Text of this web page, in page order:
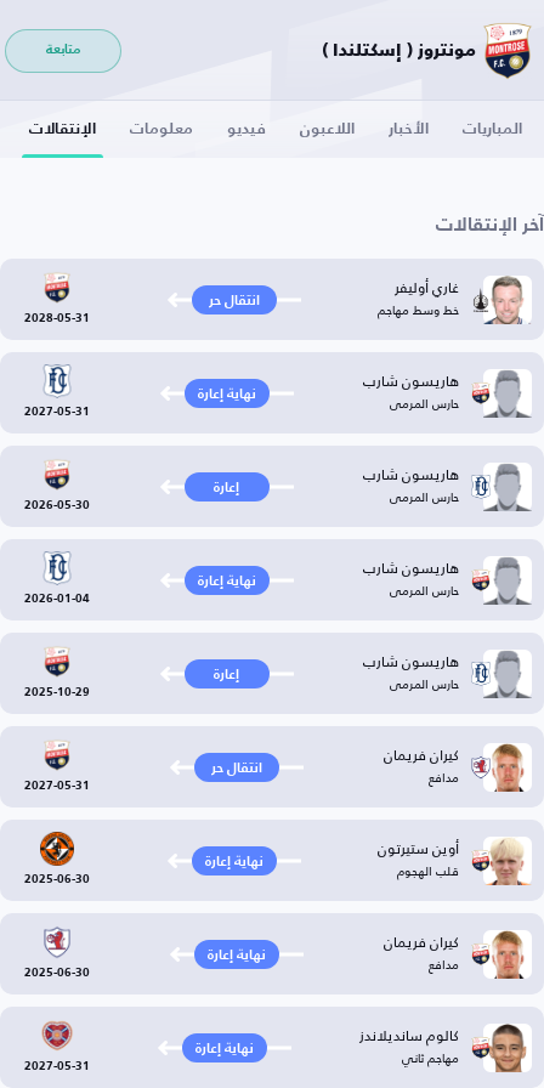
مونتروز ( إسكتلندا ) متابعة
المباريات الأخبار اللاعبون فيديو معلومات الإنتقالات
آخر الإنتقالات
غاري أوليفر
خط وسط مهاجم انتقال حر
2028-05-31
هاريسون شارب
حارس المرمى نهاية إعارة
2027-05-31
هاريسون شارب
حارس المرمى إعارة
2026-05-30
هاريسون شارب
حارس المرمى نهاية إعارة
2026-01-04
هاريسون شارب
حارس المرمى إعارة
2025-10-29
كيران فريمان
مدافع انتقال حر
2027-05-31
أوين ستيرتون
قلب الهجوم نهاية إعارة
2025-06-30
كيران فريمان
مدافع نهاية إعارة
2025-06-30
كالوم سانديلاندز
مهاجم ثاني نهاية إعارة
2027-05-31